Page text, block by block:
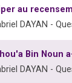
au
DAYAN -
Bin Noun
DAYAN -